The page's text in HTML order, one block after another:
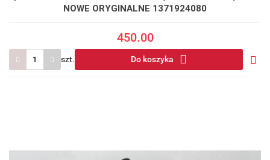
NOWE ORYGINALNE 1371924080
450.00
szt. Do koszyka